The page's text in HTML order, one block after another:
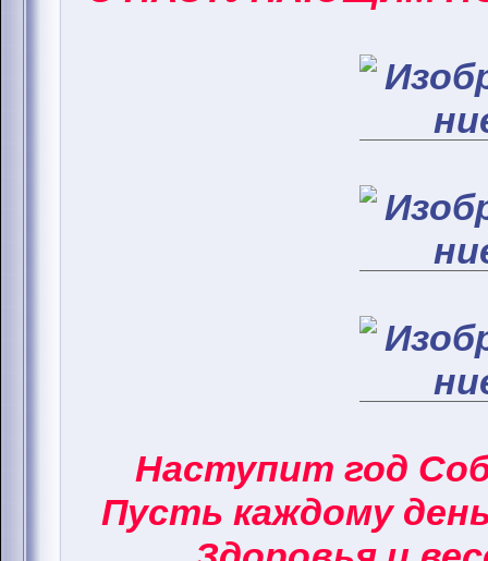
Наступит год
Пусть каждому